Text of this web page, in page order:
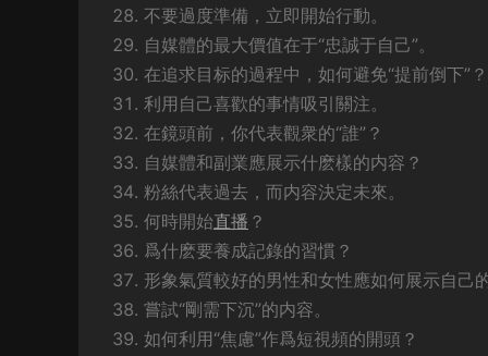
不要過度準備，立即開始行動。
自媒體的最大價值在于“忠誠于自己”。
在追求目标的過程中，如何避免“提前倒下”？
利用自己喜歡的事情吸引關注。
在鏡頭前，你代表觀衆的“誰”？
自媒體和副業應展示什麽樣的内容？
粉絲代表過去，而内容決定未來。
何時開始直播 ？
爲什麽要養成記錄的習慣？
形象氣質較好的男性和女性應如何展示自己
嘗試“剛需下沉”的内容。
如何利用“焦慮”作爲短視頻的開頭？